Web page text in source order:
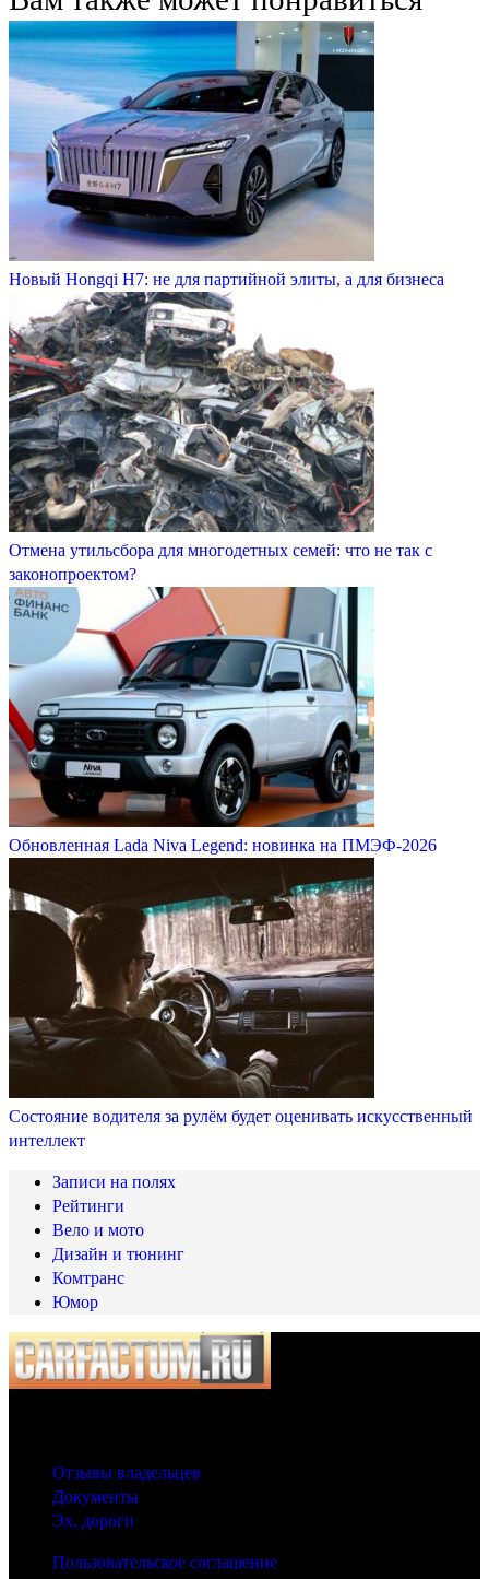
Новый Hongqi H7: не для партийной элиты, а для бизнеса
Отмена утильсбора для многодетных семей: что не так с
законопроектом?
Обновленная Lada Niva Legend: новинка на ПМЭФ-2026
Состояние водителя за рулём будет оценивать искусственный
интеллект
Записи на полях
Рейтинги
Вело и мото
Дизайн и тюнинг
Комтранс
Юмор
Отзывы владельцев
Документы
Эх, дороги
Пользовательское соглашение